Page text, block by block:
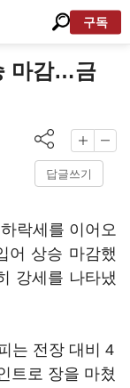
구독
마감…금
답글쓰기
락세를 이어오
어 상승 마감했
강세를 나타냈
는 전장 대비 4
트로 장을 마쳤